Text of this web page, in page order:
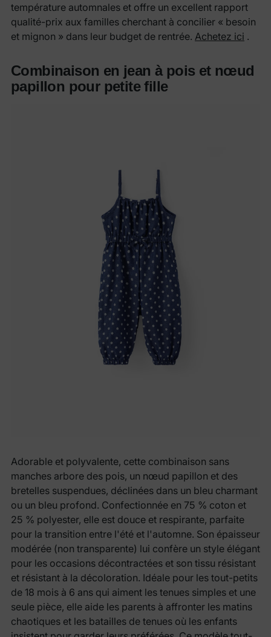
température automnales et offre un excellent rapport
qualité-prix aux familles cherchant à concilier « besoin
et mignon » dans leur budget de rentrée. Achetez ici .
Combinaison en jean à pois et nœud
papillon pour petite fille
Adorable et polyvalente, cette combinaison sans
manches arbore des pois, un nœud papillon et des
bretelles suspendues, déclinées dans un bleu charmant
ou un bleu profond. Confectionnée en 75 % coton et
25 % polyester, elle est douce et respirante, parfaite
pour la transition entre l'été et l'automne. Son épaisseur
modérée (non transparente) lui confère un style élégant
pour les occasions décontractées et son tissu résistant
et résistant à la décoloration. Idéale pour les tout-petits
de 18 mois à 6 ans qui aiment les tenues simples et une
seule pièce, elle aide les parents à affronter les matins
chaotiques et les batailles de tenues où les enfants